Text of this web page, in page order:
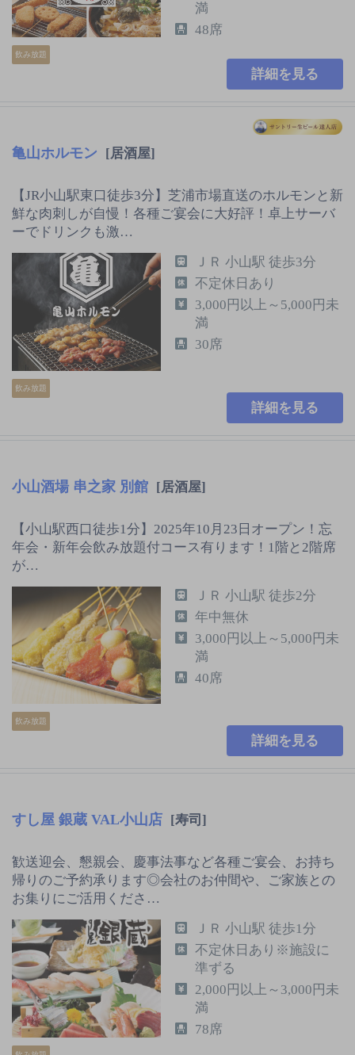
飲み放題
満
48席
詳細を見る
亀山ホルモン [居酒屋]
【JR小山駅東口徒歩3分】芝浦市場直送のホルモンと新
鮮な肉刺しが自慢！各種ご宴会に大好評！卓上サーバ
ーでドリンクも激…
飲み放題
ＪＲ 小山駅 徒歩3分
不定休日あり
3,000円以上～5,000円未
満
30席
詳細を見る
小山酒場 串之家 別館 [居酒屋]
【小山駅西口徒歩1分】2025年10月23日オープン！忘
年会・新年会飲み放題付コース有ります！1階と2階席
が…
飲み放題
ＪＲ 小山駅 徒歩2分
年中無休
3,000円以上～5,000円未
満
40席
詳細を見る
すし屋 銀蔵 VAL小山店 [寿司]
歓送迎会、懇親会、慶事法事など各種ご宴会、お持ち
帰りのご予約承ります◎会社のお仲間や、ご家族との
お集りにご活用くださ…
ＪＲ 小山駅 徒歩1分
不定休日あり※施設に
準ずる
2,000円以上～3,000円未
満
78席